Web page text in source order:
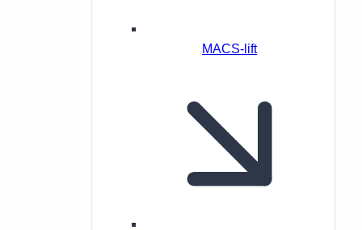
MACS-lift